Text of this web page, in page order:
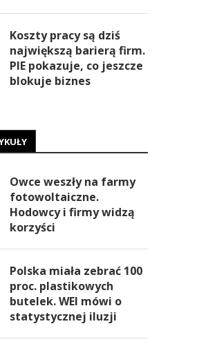
Koszty pracy są dziś
największą barierą firm.
PIE pokazuje, co jeszcze
blokuje biznes
Owce weszły na farmy
fotowoltaiczne.
Hodowcy i firmy widzą
korzyści
Polska miała zebrać 100
proc. plastikowych
butelek. WEI mówi o
statystycznej iluzji